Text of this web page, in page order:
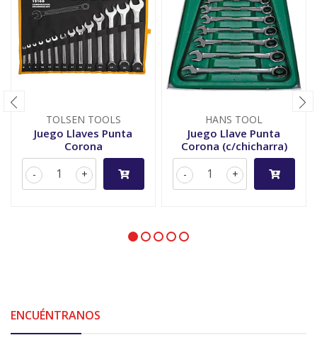
TOLSEN TOOLS
Juego Llaves Punta
Corona
+
-
HANS TOOL
Juego Llave Punta
Corona (c/chicharra)
+
-
ENCUÉNTRANOS